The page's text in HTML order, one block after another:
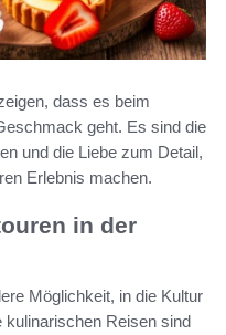
dass es beim
geht. Es sind die
und die Liebe zum Detail,
Erlebnis machen.
in der
Möglichkeit, in die Kultur
Reisen sind